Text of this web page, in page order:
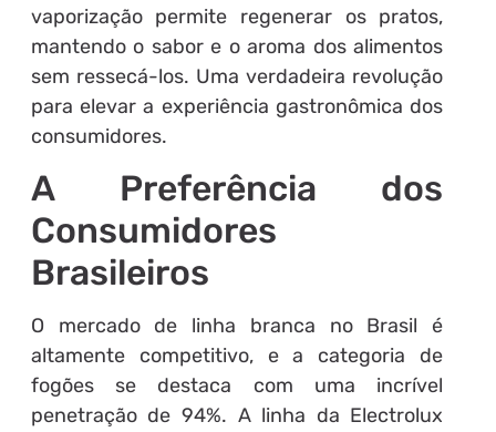
vaporização permite regenerar os pratos,
mantendo o sabor e o aroma dos alimentos
sem ressecá-los. Uma verdadeira revolução
para elevar a experiência gastronômica dos
consumidores.
A Preferência dos
Consumidores
Brasileiros
O mercado de linha branca no Brasil é
altamente competitivo, e a categoria de
fogões se destaca com uma incrível
penetração de 94%. A linha da Electrolux